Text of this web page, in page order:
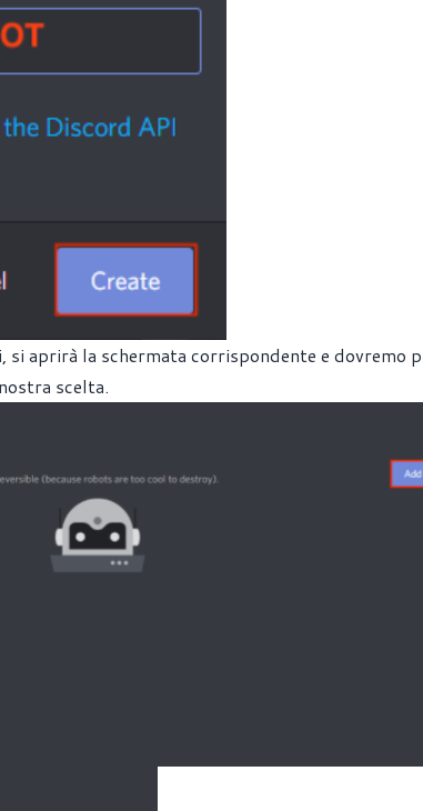
si aprirà la schermata corrispondente e dovremo
scelta.